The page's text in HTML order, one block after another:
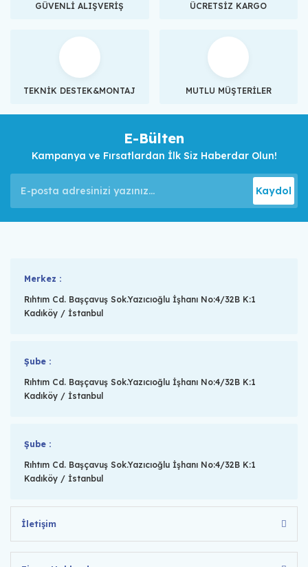
GÜVENLİ ALIŞVERİŞ ÜCRETSİZ KARGO
TEKNİK DESTEK&MONTAJ MUTLU MÜŞTERİLER
E-Bülten
Kampanya ve Fırsatlardan İlk Siz Haberdar Olun!
Kaydol
Merkez :
Rıhtım Cd. Başçavuş Sok.Yazıcıoğlu İşhanı No:4/32B K:1
Kadıköy / İstanbul
Şube :
Rıhtım Cd. Başçavuş Sok.Yazıcıoğlu İşhanı No:4/32B K:1
Kadıköy / İstanbul
Şube :
Rıhtım Cd. Başçavuş Sok.Yazıcıoğlu İşhanı No:4/32B K:1
Kadıköy / İstanbul
İletişim